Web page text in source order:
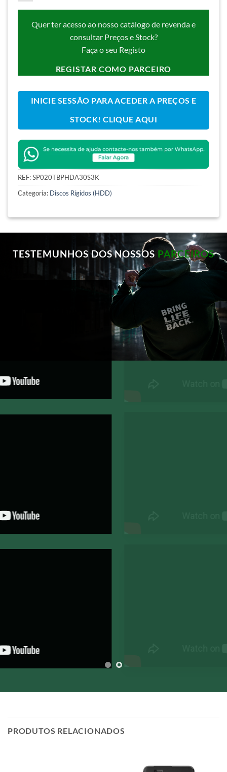
Quer ter acesso ao nosso catálogo de revenda e
consultar Preços e Stock?
Faça o seu Registo
REGISTAR COMO PARCEIRO
INICIE SESSÃO PARA ACEDER A PREÇOS E
STOCK! CLIQUE AQUI
REF:SP020TBPHDA30S3K
Categoria: Discos Rígidos (HDD)
TESTEMUNHOS DOS NOSSOS PARCEIROS
PRODUTOS RELACIONADOS